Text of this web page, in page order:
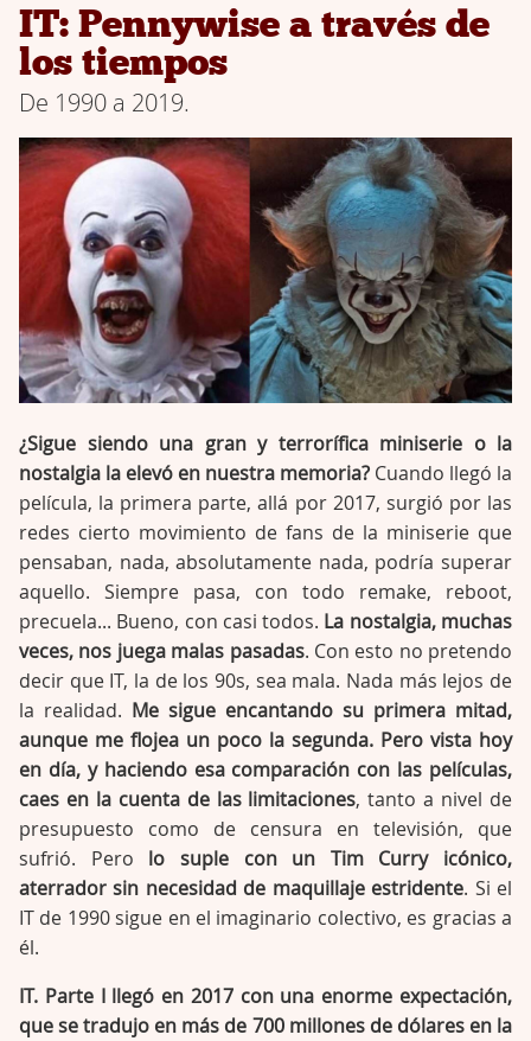
IT: Pennywise a través de
los tiempos
De 1990 a 2019.
¿Sigue siendo una gran y terrorífica miniserie o la
nostalgia la elevó en nuestra memoria? Cuando llegó la
película, la primera parte, allá por 2017, surgió por las
redes cierto movimiento de fans de la miniserie que
pensaban, nada, absolutamente nada, podría superar
aquello. Siempre pasa, con todo remake, reboot,
precuela... Bueno, con casi todos. La nostalgia, muchas
veces, nos juega malas pasadas. Con esto no pretendo
decir que IT, la de los 90s, sea mala. Nada más lejos de
la realidad. Me sigue encantando su primera mitad,
aunque me flojea un poco la segunda. Pero vista hoy
en día, y haciendo esa comparación con las películas,
caes en la cuenta de las limitaciones, tanto a nivel de
presupuesto como de censura en televisión, que
sufrió. Pero lo suple con un Tim Curry icónico,
aterrador sin necesidad de maquillaje estridente. Si el
IT de 1990 sigue en el imaginario colectivo, es gracias a
él.
IT. Parte I llegó en 2017 con una enorme expectación,
que se tradujo en más de 700 millones de dólares en la